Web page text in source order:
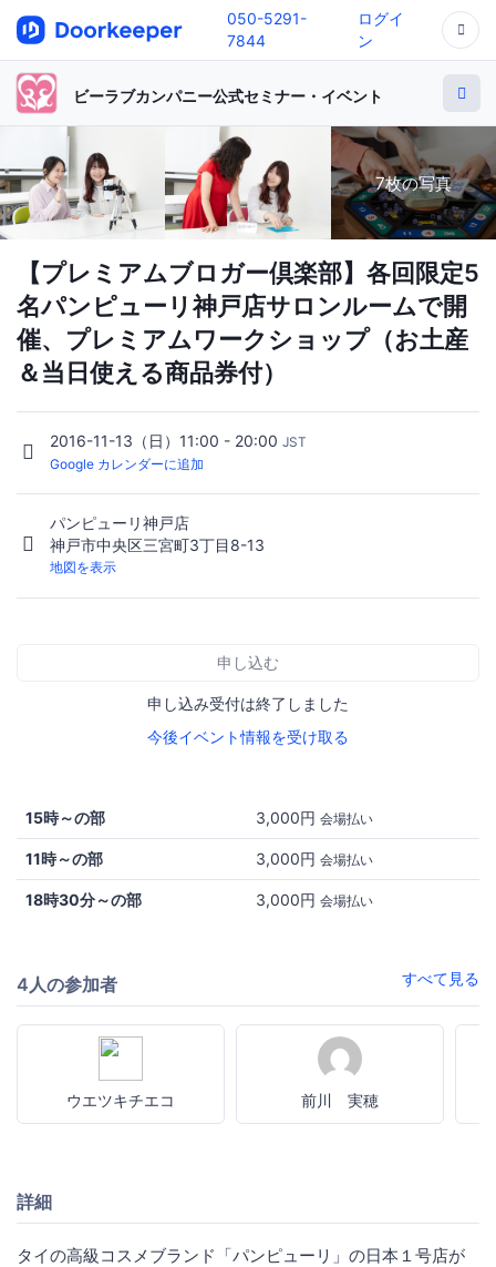
050-5291-
7844
ログイ
ン
ビーラブカンパニー公式セミナー・イベント
7枚の写真
【プレミアムブロガー倶楽部】各回限定5
名パンピューリ神戸店サロンルームで開
催、プレミアムワークショップ（お土産
＆当日使える商品券付）
2016-11-13（日）11:00 - 20:00 JST
Google カレンダーに追加
パンピューリ神戸店
神戸市中央区三宮町3丁目8-13
地図を表示
申し込む
申し込み受付は終了しました
今後イベント情報を受け取る
15時～の部 3,000円 会場払い
11時～の部 3,000円 会場払い
18時30分～の部 3,000円 会場払い
4人の参加者 すべて見る
ウエツキチエコ 前川 実穂
詳細
タイの高級コスメブランド「パンピューリ」の日本１号店が